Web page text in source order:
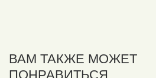
ВАМ ТАКЖЕ МОЖЕТ
ПОНРАВИТЬСЯ